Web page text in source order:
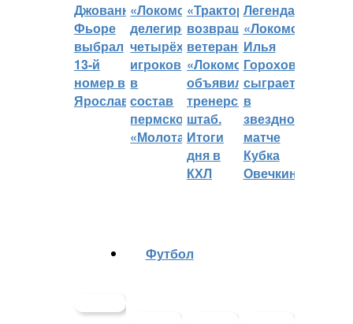
Джованни
Фьоре
выбрал
13-й
номер в
Ярославле
«Локомотив»
делегировал
четырёх
игроков
в
состав
пермского
«Молота»
«Трактор»
возвращает
ветеранов,
«Локомотив»
объявил
тренерский
штаб.
Итоги
дня в
КХЛ
Легенда
«Локомотива»
Илья
Горохов
сыграет
в
звездном
матче
Кубка
Овечкина
Футбол